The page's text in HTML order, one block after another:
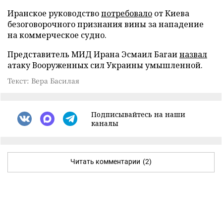
Иранское руководствопотребовало от Киева
безоговорочного признания вины за нападение
на коммерческое судно.
Представитель МИД Ирана Эсмаил Багаиназвал
атаку Вооруженных сил Украины умышленной.
Текст: Вера Басилая
Подписывайтесь на наши
каналы
Читать комментарии (2)